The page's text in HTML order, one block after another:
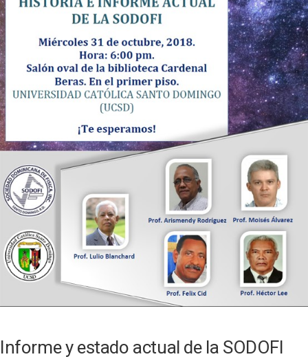
Informe y estado actual de la SODOFI